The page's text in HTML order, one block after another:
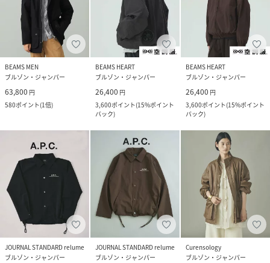
BEAMS MEN
ブルゾン・ジャンパー
63,800 円
580ポイント(1倍)
BEAMS HEART
ブルゾン・ジャンパー
26,400 円
3,600ポイント(15%ポイント
バック)
BEAMS HEART
ブルゾン・ジャンパー
26,400 円
3,600ポイント(15%ポイント
バック)
JOURNAL STANDARD relume
ブルゾン・ジャンパー
JOURNAL STANDARD relume
ブルゾン・ジャンパー
Curensology
ブルゾン・ジャンパー